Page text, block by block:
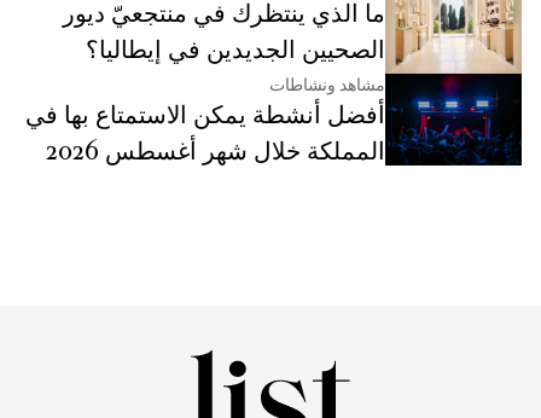
ما الذي ينتظرك في منتجعيّ ديور
الصحيين الجديدين في إيطاليا؟
مشاهد ونشاطات
أفضل أنشطة يمكن الاستمتاع بها في
المملكة خلال شهر أغسطس 2026